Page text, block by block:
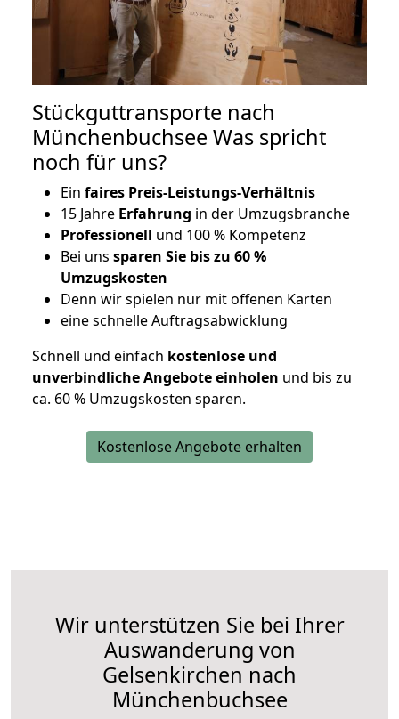
Stückguttransporte nach
Münchenbuchsee Was spricht
noch für uns?
Ein faires Preis-Leistungs-Verhältnis
15 Jahre Erfahrung in der Umzugsbranche
Professionell und 100 % Kompetenz
Bei uns sparen Sie bis zu 60 %
Umzugskosten
Denn wir spielen nur mit offenen Karten
eine schnelle Auftragsabwicklung
Schnell und einfach kostenlose und
unverbindliche Angebote einholen und bis zu
ca. 60 % Umzugskosten sparen.
Kostenlose Angebote erhalten
Wir unterstützen Sie bei Ihrer
Auswanderung von
Gelsenkirchen nach
Münchenbuchsee